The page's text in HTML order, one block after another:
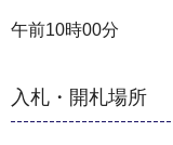
午前10時00分
入札・開札場所